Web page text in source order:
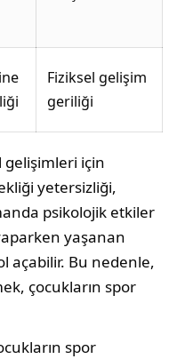
Fiziksel gelişim
geriliği
gelişimleri için
yetersizliği,
psikolojik etkiler
yaşanan
açabilir. Bu nedenle,
çocukların spor
spor